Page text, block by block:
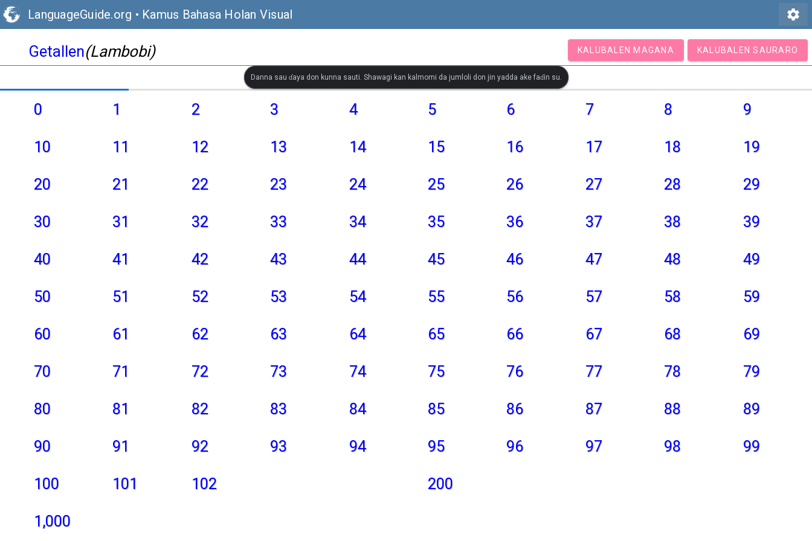
LanguageGuide.org • Kamus Bahasa Holan Visual settings
Getallen(Lambobi) KALUBALEN MAGANA KALUBALEN SAURARO
Danna sau ɗaya don kunna sauti. Shawagi kan kalmomi da jumloli don jin yadda ake faɗin su.
0 1 2 3 4 5 6 7 8 9
10 11 12 13 14 15 16 17 18 19
20 21 22 23 24 25 26 27 28 29
30 31 32 33 34 35 36 37 38 39
40 41 42 43 44 45 46 47 48 49
50 51 52 53 54 55 56 57 58 59
60 61 62 63 64 65 66 67 68 69
70 71 72 73 74 75 76 77 78 79
80 81 82 83 84 85 86 87 88 89
90 91 92 93 94 95 96 97 98 99
100 101 102 200
1,000